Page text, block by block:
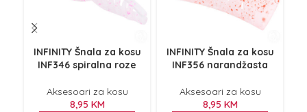
INFINITY Šnala za kosu
INF346 spiralna roze
Aksesoari za kosu
8,95 KM
INFINITY Šnala za kosu
INF356 narandžasta
Aksesoari za kosu
8,95 KM